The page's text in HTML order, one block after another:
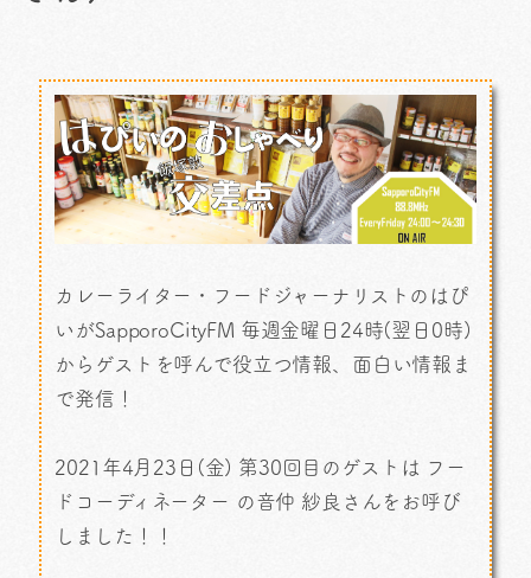
カレーライター・フードジャーナリストのはぴ
いがSapporoCityFM 毎週金曜日24時(翌日0時)
からゲストを呼んで役立つ情報、面白い情報ま
で発信！
2021年4月23日(金) 第30回目のゲストは フー
ドコーディネーター の音仲 紗良さんをお呼び
しました！！